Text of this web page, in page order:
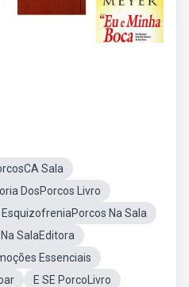
Sala
DosPorcos Livro
EsquizofreniaPorcos Na Sala
SalaEditora
Essenciais
E SE PorcoLivro